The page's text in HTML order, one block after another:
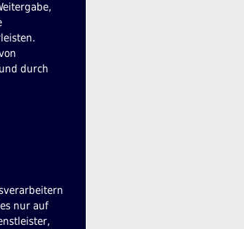
durch
nur auf